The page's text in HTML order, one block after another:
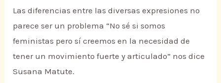
Las diferencias entre las diversas expresiones no
parece ser un problema “No sé si somos
feministas pero sí creemos en la necesidad de
tener un movimiento fuerte y articulado” nos dice
Susana Matute.